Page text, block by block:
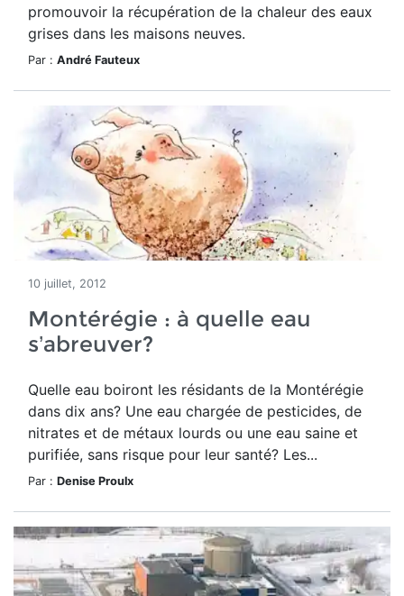
promouvoir la récupération de la chaleur des eaux
grises dans les maisons neuves.
Par : André Fauteux
10 juillet, 2012
Montérégie : à quelle eau
s’abreuver?
Quelle eau boiront les résidants de la Montérégie
dans dix ans? Une eau chargée de pesticides, de
nitrates et de métaux lourds ou une eau saine et
purifiée, sans risque pour leur santé? Les...
Par : Denise Proulx